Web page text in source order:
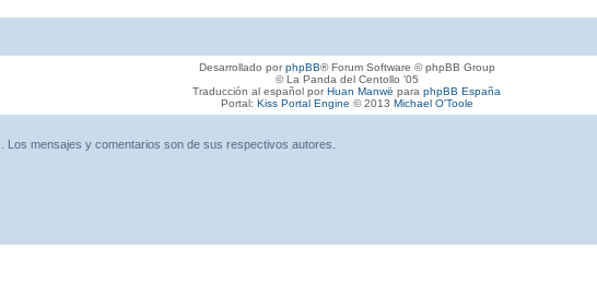
Desarrollado porphpBB® Forum Software © phpBB Group
© La Panda del Centollo '05
Traducción al español porHuan Manwë para phpBB España
Portal: Kiss Portal Engine © 2013 Michael O'Toole
mensajes y comentarios son de sus respectivos autores.